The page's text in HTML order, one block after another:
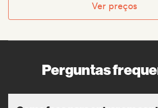
Ver preços
Perguntas